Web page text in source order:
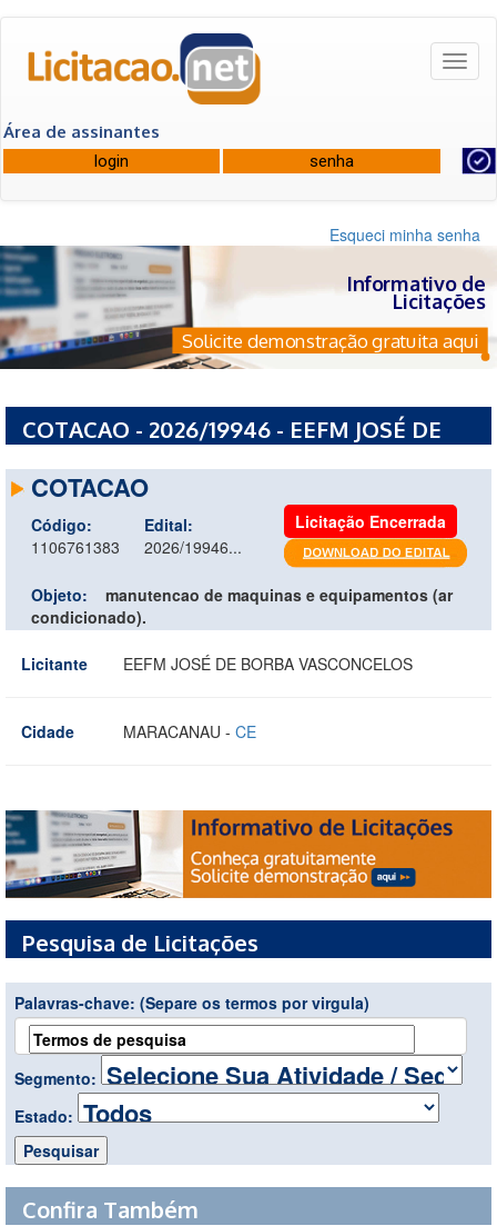
Área de assinantes
Esqueci minha senha
Informativo de
Licitações
Solicite demonstração gratuita aqui
COTACAO - 2026/19946 - EEFM JOSÉ DE
COTACAO
Código:
1106761383
Edital:
2026/19946...
Licitação Encerrada
Objeto:
manutencao de maquinas e equipamentos (ar
condicionado).
Licitante EEFM JOSÉ DE BORBA VASCONCELOS
Cidade MARACANAU - CE
Pesquisa de Licitações
Palavras-chave: (Separe os termos por virgula)
Segmento:
Estado:
Confira Também